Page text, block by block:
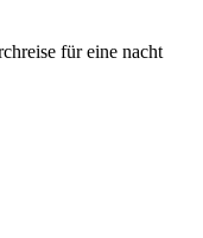
für eine nacht